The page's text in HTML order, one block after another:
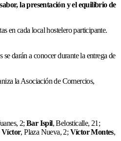
la presentación y el equilibrio de
en cada local hostelero participante.
darán a conocer durante la entrega de
la Asociación de Comercios,
2;Bar Ispil, Belosticalle, 21;
Víctor, Plaza Nueva, 2;Víctor Montes,